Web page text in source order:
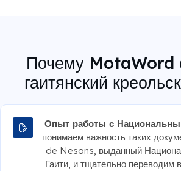
Почему MotaWord
гаитянский
Опыт работы с
понимаем важность таких
de Nesans, выданный
Гаити, и тщательно переводим